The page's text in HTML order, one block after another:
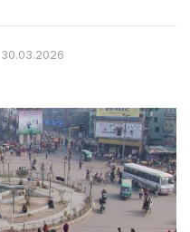
30.03.2026